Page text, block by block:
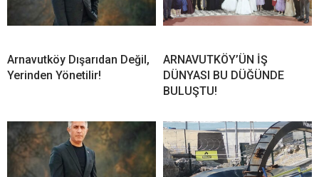
Arnavutköy Dışarıdan Değil,
Yerinden Yönetilir!
ARNAVUTKÖY’ÜN İŞ
DÜNYASI BU DÜĞÜNDE
BULUŞTU!